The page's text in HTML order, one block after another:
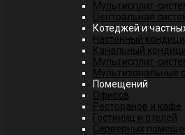
Мультисплит-
Центральная
Котеджей и
Настенный
Канальный
Мультисплит-
Мультизональные
Помещений
Офисов
Ресторанов и кафе
Гостиниц и отелей
Серверных